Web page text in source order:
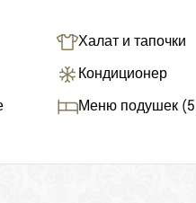
Халат и тапочки
Кондиционер
Меню подушек (5